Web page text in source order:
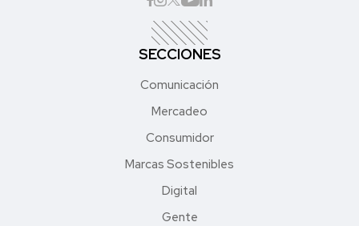
SECCIONES
Comunicación
Mercadeo
Consumidor
Marcas Sostenibles
Digital
Gente